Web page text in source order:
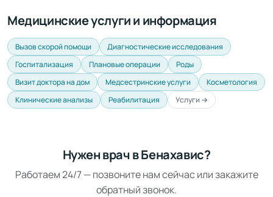
Медицинские услуги и информация
Вызов скорой помощи
Диагностические исследования
Госпитализация
Плановые операции
Роды
Визит доктора на дом
Медсестринские услуги
Косметология
Клинические анализы
Реабилитация Услуги →
Нужен врач в Бенахавис?
Работаем 24/7 — позвоните нам сейчас или закажите
обратный звонок.